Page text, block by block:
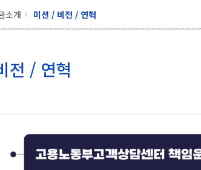
소개 미션 / 비전 / 연혁
전 / 연혁